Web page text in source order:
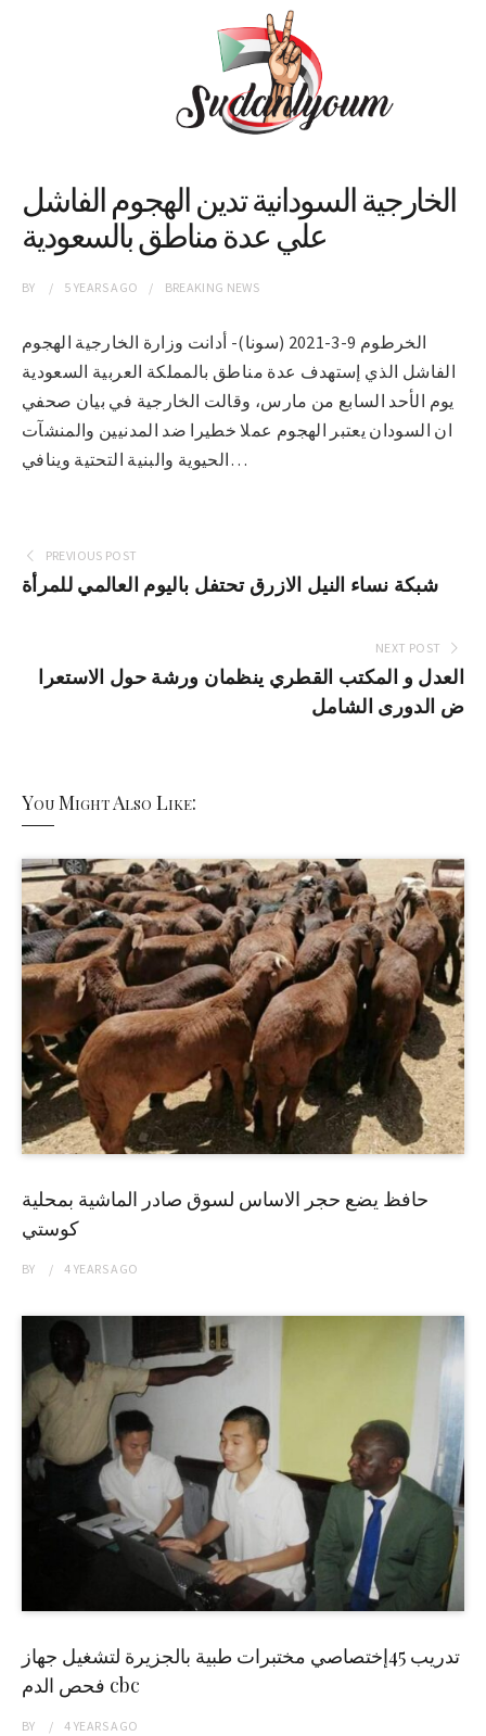
الخارجية السودانية تدين الهجوم الفاشل
علي عدة مناطق بالسعودية
BY 5 YEARSAGO BREAKING NEWS
الخرطوم 9-3-2021 (سونا)- أدانت وزارة الخارجية الهجوم
الفاشل الذي إستهدف عدة مناطق بالمملكة العربية السعودية
يوم الأحد السابع من مارس، وقالت الخارجية في بيان صحفي
ان السودان يعتبر الهجوم عملا خطيرا ضد المدنيين والمنشآت
الحيوية والبنية التحتية وينافي…
PREVIOUS POST
شبكة نساء النيل الازرق تحتفل باليوم العالمي للمرأة
NEXT POST
العدل و المكتب القطري ينظمان ورشة حول الاستعرا
ض الدورى الشامل
You Might Also Like:
حافظ يضع حجر الاساس لسوق صادر الماشية بمحلية
كوستي
BY 4 YEARSAGO
تدريب 45إختصاصي مختبرات طبية بالجزيرة لتشغيل جهاز
فحص الدم cbc
BY 4 YEARSAGO